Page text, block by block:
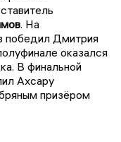
. На
победил Дмитрия
оказался
В финальной
Ахсару
призёром